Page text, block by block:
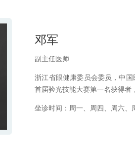
邓军
副主任医师
浙江省眼健康委员会委员，中
首届验光技能大赛第一名获得者
坐诊时间：周一、周四、周六、